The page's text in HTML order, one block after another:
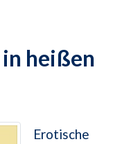
heißen
Erotische